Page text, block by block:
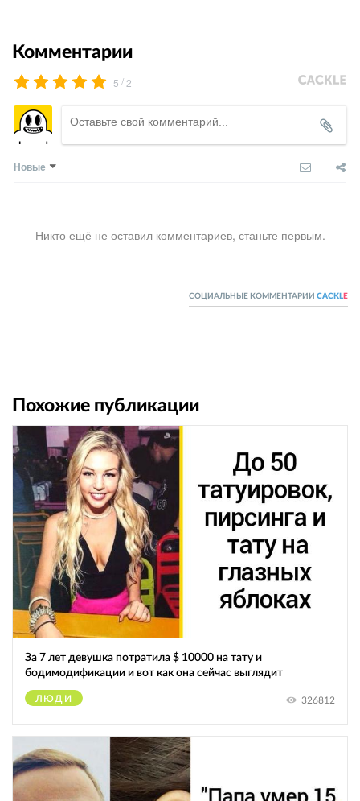
Комментарии
5 /2
Новые
Никто ещё не оставил комментариев, станьте первым.
СОЦИАЛЬНЫЕ КОММЕНТАРИИ CACKL E
Похожие публикации
За 7 лет девушка потратила $ 10000 на тату и
бодимодификации и вот как она сейчас выглядит
ЛЮДИ 326812